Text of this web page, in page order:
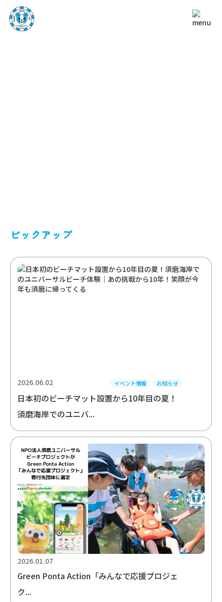
ピックアップ
2026.06.02 イベント情報 お知らせ
日本初のビーチマット設置から10年目の夏！
須磨海岸でのユニバ...
2026.01.07
Green Ponta Action「みんなで応援プロジェ
ク...